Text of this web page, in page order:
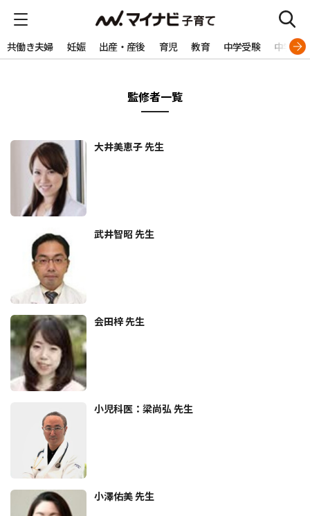
共働き夫婦 妊娠 出産・産後 育児 教育 中学受験 中学生
監修者一覧
大井美恵子 先生
武井智昭 先生
会田梓 先生
小児科医：梁尚弘 先生
小澤佑美 先生